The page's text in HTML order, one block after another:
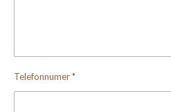
Telefonnumer *